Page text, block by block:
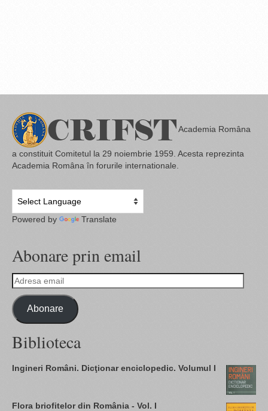
Academia Româna
a constituit Comitetul la 29 noiembrie 1959. Acesta reprezinta
Academia Româna în forurile internationale.
Powered by Translate
Abonare prin email
Adresa
email
Abonare
Biblioteca
Ingineri Români. Dicţionar enciclopedic. Volumul I
Flora briofitelor din România - Vol. I